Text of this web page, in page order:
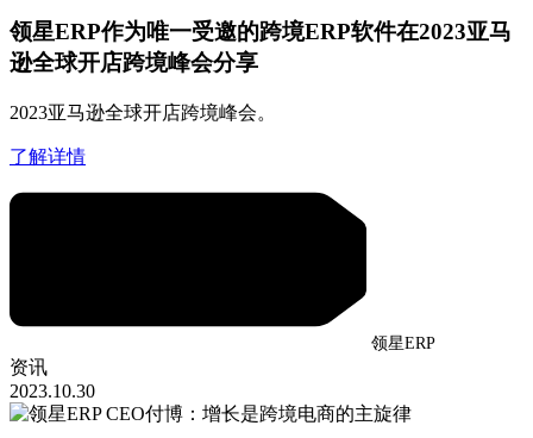
领星ERP作为唯一受邀的跨境ERP软件在2023亚马
逊全球开店跨境峰会分享
2023亚马逊全球开店跨境峰会。
了解详情
领星ERP
资讯
2023.10.30